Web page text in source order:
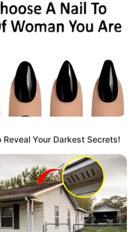
Reveal Your Darkest Secrets!